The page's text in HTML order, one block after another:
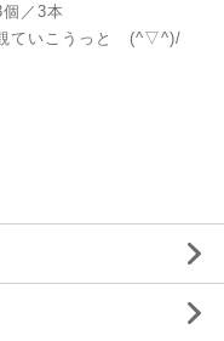
／3本
観ていこうっと (^▽^)/